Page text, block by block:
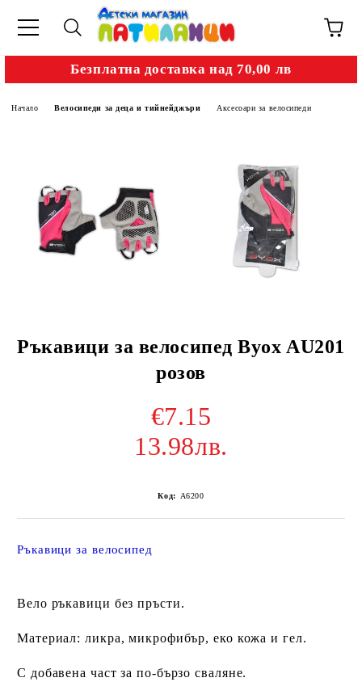
Безплатна доставка над 70,00 лв
Начало Велосипеди за деца и тийнейджъри Аксесоари за велосипеди
Ръкавици за велосипед Byox AU201
розов
€7.15
13.98лв.
Код: A6200
Ръкавици за велосипед
Вело ръкавици без пръсти.
Материал: ликра, микрофибър, еко кожа и гел.
С добавена част за по-бързо сваляне.